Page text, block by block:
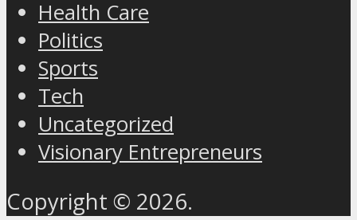
Health Care
Politics
Sports
Tech
Uncategorized
Visionary Entrepreneurs
Copyright © 2026.